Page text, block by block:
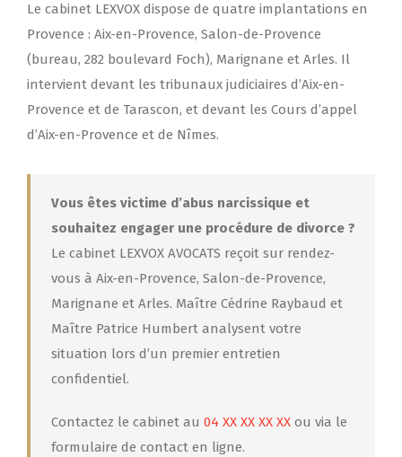
Le cabinet LEXVOX dispose de quatre implantations en
Provence : Aix-en-Provence, Salon-de-Provence
(bureau, 282 boulevard Foch), Marignane et Arles. Il
intervient devant les tribunaux judiciaires d’Aix-en-
Provence et de Tarascon, et devant les Cours d’appel
d’Aix-en-Provence et de Nîmes.
Vous êtes victime d’abus narcissique et
souhaitez engager une procédure de divorce ?
Le cabinet LEXVOX AVOCATS reçoit sur rendez-
vous à Aix-en-Provence, Salon-de-Provence,
Marignane et Arles. Maître Cédrine Raybaud et
Maître Patrice Humbert analysent votre
situation lors d’un premier entretien
confidentiel.
Contactez le cabinet au 04 XX XX XX XXou via le
formulaire de contact en ligne.